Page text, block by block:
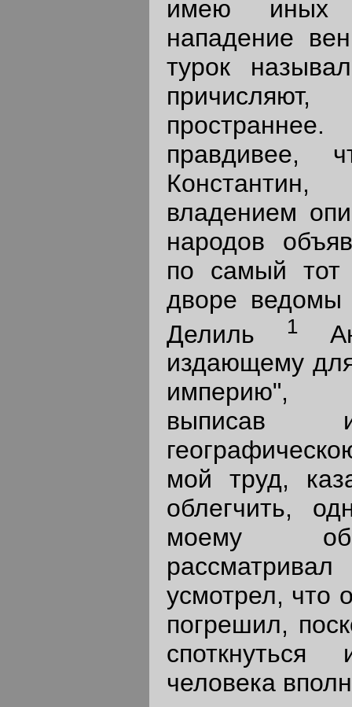
имею иных
нападение
турок
правдивее,
владением
народов
по самый тот
дворе
Делиль
1
издающему
империю",
выписав
мой труд,
облегчить,
моему
усмотрел, что
погрешил,
человека